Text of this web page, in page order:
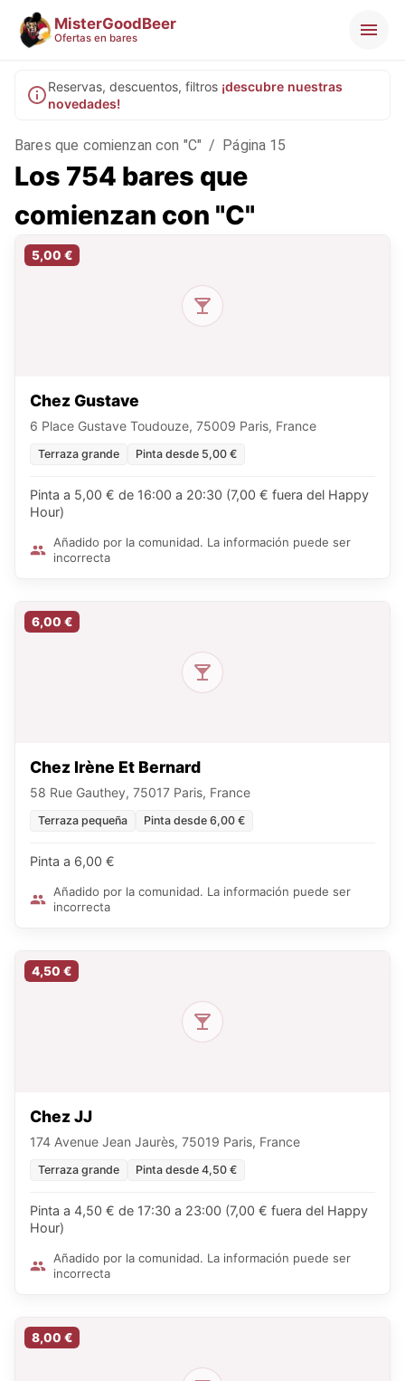
MisterGoodBeer
Ofertas en bares
Reservas, descuentos, filtros ¡descubre nuestras
novedades!
Bares que comienzan con "C" / Página 15
Los 754 bares que
comienzan con "C"
5,00 €
Chez Gustave
6 Place Gustave Toudouze, 75009 Paris, France
Terraza grande Pinta desde 5,00 €
Pinta a 5,00 € de 16:00 a 20:30 (7,00 € fuera del Happy
Hour)
Añadido por la comunidad. La información puede ser
incorrecta
6,00 €
Chez Irène Et Bernard
58 Rue Gauthey, 75017 Paris, France
Terraza pequeña Pinta desde 6,00 €
Pinta a 6,00 €
Añadido por la comunidad. La información puede ser
incorrecta
4,50 €
Chez JJ
174 Avenue Jean Jaurès, 75019 Paris, France
Terraza grande Pinta desde 4,50 €
Pinta a 4,50 € de 17:30 a 23:00 (7,00 € fuera del Happy
Hour)
Añadido por la comunidad. La información puede ser
incorrecta
8,00 €